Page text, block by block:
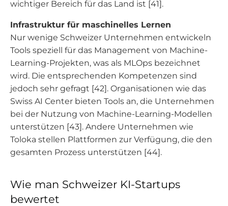
wichtiger Bereich für das Land ist [41].
Infrastruktur für maschinelles Lernen
Nur wenige Schweizer Unternehmen entwickeln
Tools speziell für das Management von Machine-
Learning-Projekten, was als MLOps bezeichnet
wird. Die entsprechenden Kompetenzen sind
jedoch sehr gefragt [42]. Organisationen wie das
Swiss AI Center bieten Tools an, die Unternehmen
bei der Nutzung von Machine-Learning-Modellen
unterstützen [43]. Andere Unternehmen wie
Toloka stellen Plattformen zur Verfügung, die den
gesamten Prozess unterstützen [44].
Wie man Schweizer KI-Startups
bewertet